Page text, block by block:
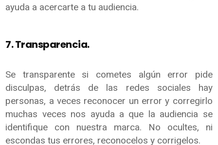
ayuda a acercarte a tu audiencia.
7. Transparencia.
Se transparente si cometes algún error pide
disculpas, detrás de las redes sociales hay
personas, a veces reconocer un error y corregirlo
muchas veces nos ayuda a que la audiencia se
identifique con nuestra marca. No ocultes, ni
escondas tus errores, reconocelos y corrigelos.